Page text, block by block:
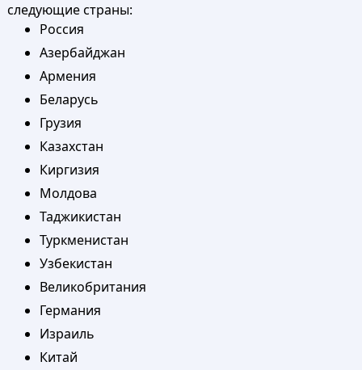
следующие страны:
Россия
Азербайджан
Армения
Беларусь
Грузия
Казахстан
Киргизия
Молдова
Таджикистан
Туркменистан
Узбекистан
Великобритания
Германия
Израиль
Китай